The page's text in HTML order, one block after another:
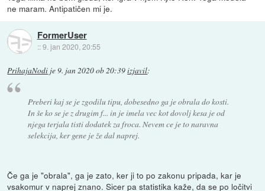
ne maram. Antipatičen mi je.
FormerUser
::9. jan 2020, 20:55
PrihajaNodi je9. jan 2020 ob 20:39izjavil:
Preberi kaj se je zgodilu tipu, dobesedno ga je obrala do kosti.
In še ko se je z drugim f... in je imela vec kot dovolj kesa je od
njega terjala tisti dodatek za froca. Nevem ce je to naravna
selekcija, ker gene je že dal naprej.
Če ga je "obrala", ga je zato, ker ji to po zakonu pripada, kar je
vsakomur v naprej znano. Sicer pa statistika kaže, da se po ločitvi